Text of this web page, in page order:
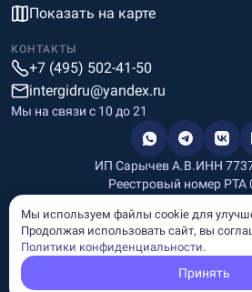
Показать на карте
КОНТАКТЫ
+7 (495) 502-41-50
intergidru@yandex.ru
Мы на связи c 10 до 21
ИП Сарычев А.В.ИНН
Реестровый номер РТА
Информация, размещённая на сайте,
характер и не является рекламой и
Мы используем файлы cookie для
Продолжая использовать сайт, вы
Политики конфиденциальности.
Принять